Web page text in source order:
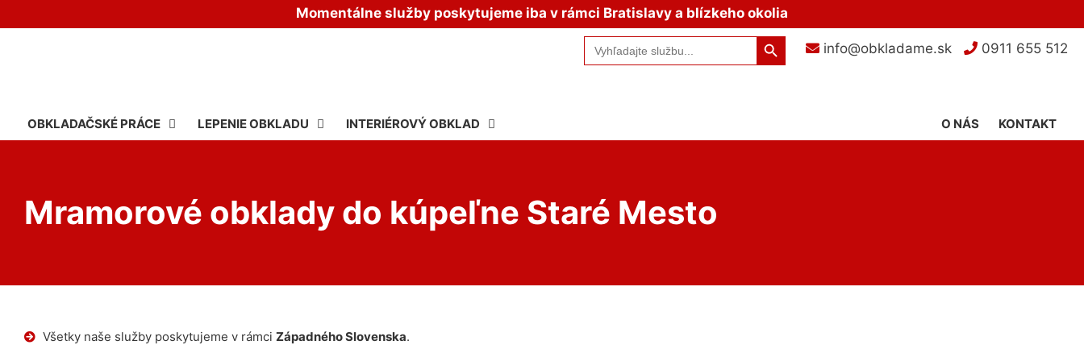
Momentálne služby poskytujeme iba v rámci Bratislavy a blízkeho okolia
info@obkladame.sk 0911 655 512
Search
for:
Search Button
OBKLADAČSKÉ PRÁCE LEPENIE OBKLADU INTERIÉROVÝ OBKLAD KONTAKT
O NÁS
Mramorové obklady do kúpeľne Staré Mesto
Všetky naše služby poskytujeme v rámci Západného Slovenska.